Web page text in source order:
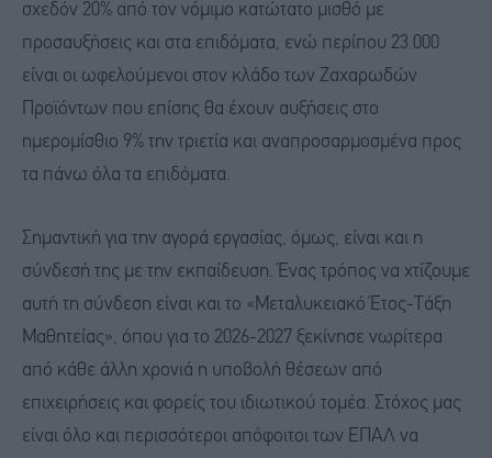
σχεδόν 20% από τον νόμιμο κατώτατο μισθό με
προσαυξήσεις και στα επιδόματα, ενώ περίπου 23.000
είναι οι ωφελούμενοι στον κλάδο των Ζαχαρωδών
Προϊόντων που επίσης θα έχουν αυξήσεις στο
ημερομίσθιο 9% την τριετία και αναπροσαρμοσμένα προς
τα πάνω όλα τα επιδόματα.
Σημαντική για την αγορά εργασίας, όμως, είναι και η
σύνδεσή της με την εκπαίδευση. Ένας τρόπος να χτίζουμε
αυτή τη σύνδεση είναι και το «Μεταλυκειακό Έτος-Τάξη
Μαθητείας», όπου για το 2026-2027 ξεκίνησε νωρίτερα
από κάθε άλλη χρονιά η υποβολή θέσεων από
επιχειρήσεις και φορείς του ιδιωτικού τομέα. Στόχος μας
είναι όλο και περισσότεροι απόφοιτοι των ΕΠΑΛ να